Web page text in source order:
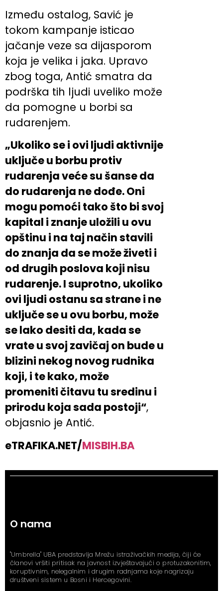
Između ostalog, Savić je
tokom kampanje isticao
jačanje veze sa dijasporom
koja je velika i jaka. Upravo
zbog toga, Antić smatra da
podrška tih ljudi uveliko može
da pomogne u borbi sa
rudarenjem.
„Ukoliko se i ovi ljudi aktivnije
uključe u borbu protiv
rudarenja veće su šanse da
do rudarenja ne dođe. Oni
mogu pomoći tako što bi svoj
kapital i znanje uložili u ovu
opštinu i na taj način stavili
do znanja da se može živeti i
od drugih poslova koji nisu
rudarenje. I suprotno, ukoliko
ovi ljudi ostanu sa strane i ne
uključe se u ovu borbu, može
se lako desiti da, kada se
vrate u svoj zavičaj on bude u
blizini nekog novog rudnika
koji, i te kako, može
promeniti čitavu tu sredinu i
prirodu koja sada postoji“,
objasnio je Antić.
eTRAFIKA.NET/MISBIH.BA
O nama
"Umbrella" UBA predstavlja Mrežu istraživačkih medija, čiji će
članovi vršiti pritisak na javnost izvještavajući o protuzakonitim,
koruptivnim, nelegalnim i drugim radnjama koje nagrizaju
društveni sistem u Bosni i Hercegovini.